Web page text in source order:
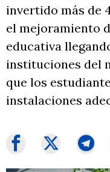
invertido más de
el mejoramiento
educativa
instituciones del
que los
instalaciones